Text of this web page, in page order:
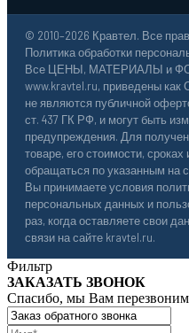
© 2010–2026 Кравтел. Все
Политика обработки
Все ЦЕНЫ, МАТЕРИАЛЫ и
www.kravtel.ru, приведены
не являются публичной
ст. 437 ГК РФ, и могут быть
предупреждения. Для
товаре, его стоимости,
обращаться по указанным на
Вы принимаете условия
персональных данных и
раз, когда оставляете свои
связи на сайте kravtel.ru.
Фильтр
ЗАКАЗАТЬ ЗВОНОК
Спасибо, мы Вам перезвоним